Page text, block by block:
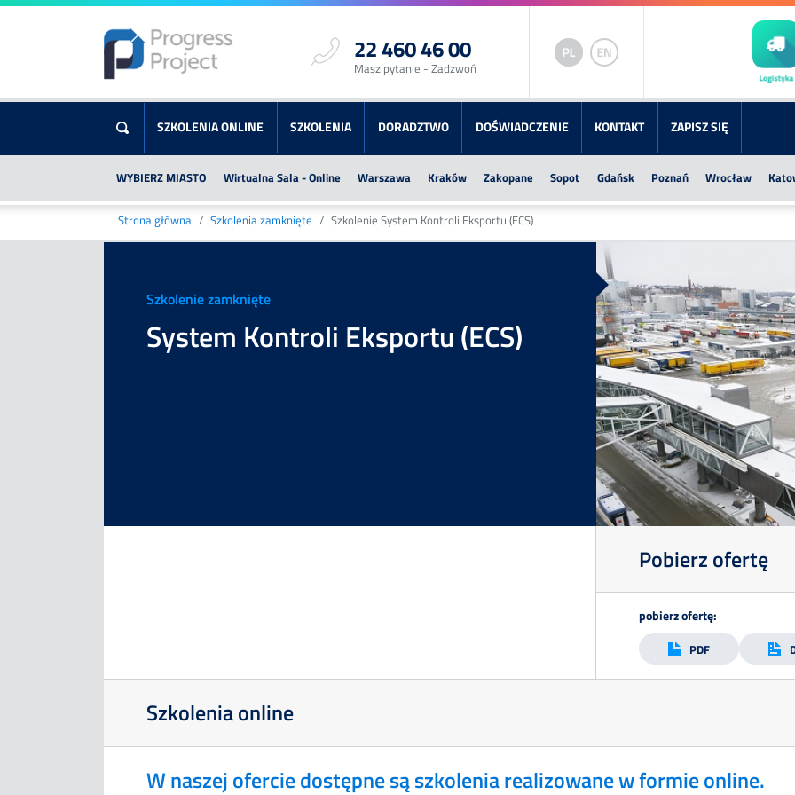
Doradztwo
22 460 46 00
Masz pytanie - Zadzwoń
SZKOLENIA ONLINE SZKOLENIA DORADZTWO DOŚWIADCZENIE KONTAKT ZAPISZ SIĘ
WYBIERZ MIASTO Wirtualna Sala - Online Warszawa Kraków Zakopane Sopot Gdańsk Poznań Wrocław
Strona główna Szkolenia zamknięte Szkolenie System Kontroli Eksportu (ECS)
Szkolenie zamknięte
System Kontroli Eksportu (ECS)
Pobierz ofertę
pobierz ofertę:
PDF
Szkolenia online
W naszej ofercie dostępne są szkolenia realizowane w formie online.